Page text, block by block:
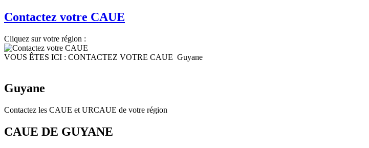
Contactez votre CAUE
Cliquez sur votre région :
VOUS ÊTES ICI : CONTACTEZ VOTRE CAUE Guyane
Guyane
Contactez les CAUE et URCAUE de votre région
CAUE DE GUYANE